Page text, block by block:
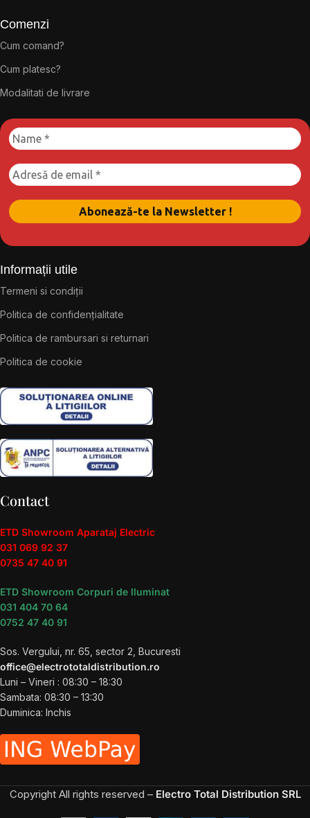
Comenzi
Cum comand?
Cum platesc?
Modalitati de livrare
Informații utile
Termeni si condiții
Politica de confidențialitate
Politica de rambursari si returnari
Politica de cookie
Contact
ETD Showroom Aparataj Electric
031 069 92 37
0735 47 40 91
ETD Showroom Corpuri de Iluminat
031 404 70 64
0752 47 40 91
Sos. Vergului, nr. 65, sector 2, Bucuresti
office@electrototaldistribution.ro
Luni – Vineri : 08:30 – 18:30
Sambata: 08:30 – 13:30
Duminica: Inchis
Copyright All rights reserved – Electro Total Distribution SRL